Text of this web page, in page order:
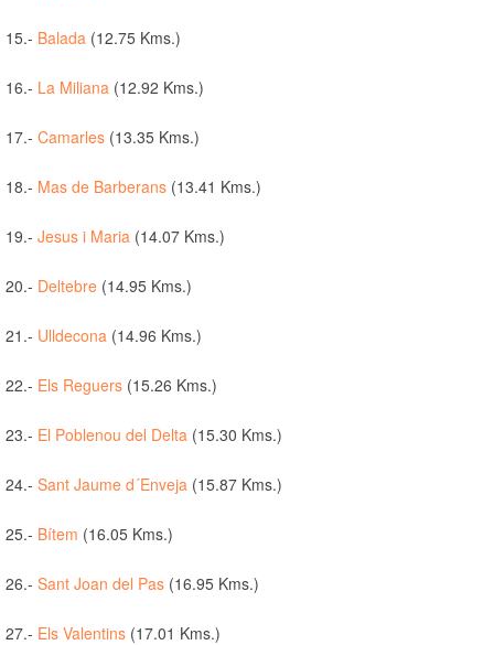
15.- Balada (12.75 Kms.)
16.- La Miliana (12.92 Kms.)
17.- Camarles (13.35 Kms.)
18.- Mas de Barberans (13.41 Kms.)
19.- Jesus i Maria (14.07 Kms.)
20.- Deltebre (14.95 Kms.)
21.- Ulldecona (14.96 Kms.)
22.- Els Reguers (15.26 Kms.)
23.- El Poblenou del Delta (15.30 Kms.)
24.- Sant Jaume d´Enveja (15.87 Kms.)
25.- Bítem (16.05 Kms.)
26.- Sant Joan del Pas (16.95 Kms.)
27.- Els Valentins (17.01 Kms.)